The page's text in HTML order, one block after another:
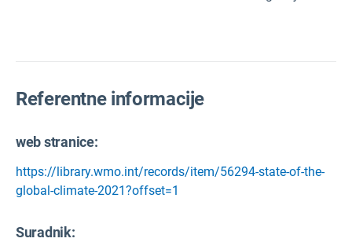
Referentne informacije
web stranice:
https://library.wmo.int/records/item/56294-state-of-the-
global-climate-2021?offset=1
Suradnik: